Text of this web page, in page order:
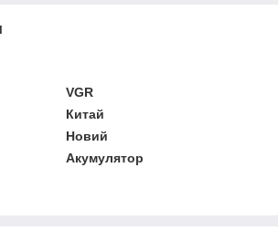
VGR
Китай
Новий
Акумулятор